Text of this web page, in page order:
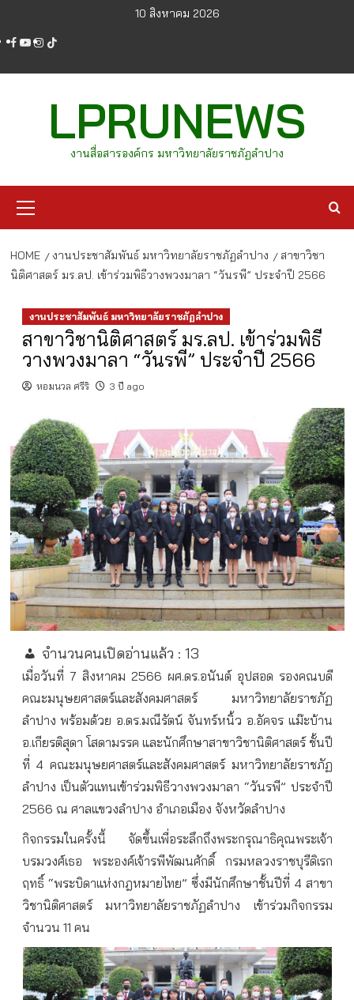
content
10 สิงหาคม 2026
facebook
youtube
instagram
tiktok
LPRUNEWS
งานสื่อสารองค์กร มหาวิทยาลัยราชภัฏลำปาง
Menu
HOME งานประชาสัมพันธ์ มหาวิทยาลัยราชภัฏลำปาง
สาขาวิชา
นิติศาสตร์ มร.ลป. เข้าร่วมพิธีวางพวงมาลา “วันรพี” ประจำปี 2566
งานประชาสัมพันธ์ มหาวิทยาลัยราชภัฏลำปาง
สาขาวิชานิติศาสตร์ มร.ลป. เข้าร่วมพิธี
วางพวงมาลา “วันรพี” ประจำปี 2566
หอมนวล ศรีริ 3 ปี ago
จำนวนคนเปิดอ่านแล้ว : 13
เมื่อวันที่ 7 สิงหาคม 2566 ผศ.ดร.อนันต์ อุปสอด รองคณบดี
คณะมนุษยศาสตร์และสังคมศาสตร์ มหาวิทยาลัยราชภัฏ
ลำปาง พร้อมด้วย อ.ดร.มณีรัตน์ จันทร์หนิ้ว อ.อัคจร แม๊ะบ้าน
อ.เกียรติสุดา โสดามรรค และนักศึกษาสาขาวิชานิติศาสตร์ ชั้นปี
ที่ 4 คณะมนุษยศาสตร์และสังคมศาสตร์ มหาวิทยาลัยราชภัฏ
ลำปาง เป็นตัวแทนเข้าร่วมพิธีวางพวงมาลา “วันรพี” ประจำปี
2566 ณ ศาลแขวงลำปาง อำเภอเมือง จังหวัดลำปาง
กิจกรรมในครั้งนี้ จัดขึ้นเพื่อระลึกถึงพระกรุณาธิคุณพระเจ้า
บรมวงศ์เธอ พระองค์เจ้ารพีพัฒนศักดิ์ กรมหลวงราชบุรีดิเรก
ฤทธิ์ “พระบิดาแห่งกฎหมายไทย” ซึ่งมีนักศึกษาชั้นปีที่ 4 สาขา
วิชานิติศาสตร์ มหาวิทยาลัยราชภัฏลำปาง เข้าร่วมกิจกรรม
จำนวน 11 คน